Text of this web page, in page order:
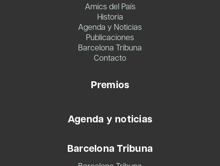
Amics del País
Historia
Agenda y Noticias
Publicaciones
Barcelona Tribuna
Contacto
Premios
Agenda y noticias
Barcelona Tribuna